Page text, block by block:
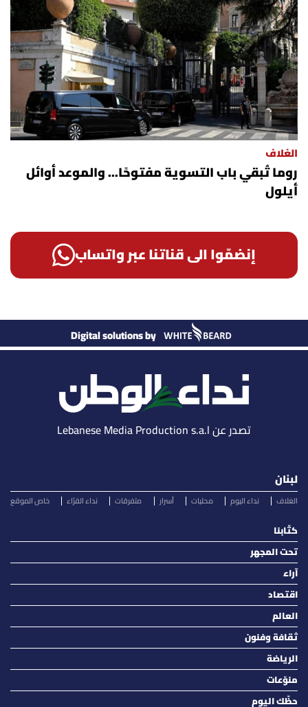
الغلاف
روما تُبقي باب التسوية مفتوحًا... والموعد أوائل
أيلول
إنضمّوا الى قناتنا عبر واتساب
Digital solutions by
تصدر عن Lebanese Media Production s.a.l
لبنان
الغلاف نداء اليوم محليات أسرار متفرقات نداء القرّاء خاص الموقع
كتّابنا
تحت المجهر
آراء
اقتصاد
العالم
ثقافة وفنون
الرياضة
منوّعات
حظّك اليوم